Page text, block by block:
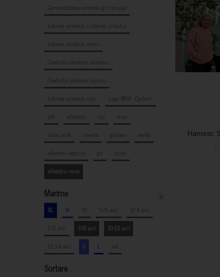
Generozitatea vindecă- gri cenușă
Iubirea vindecă- culoarea untului
Iubirea vindecă- maro
Credința vindecă- albastru
Credința vindecă- vișiniu
Iubirea vindecă- roșu
Logo MNF- Cyclam
alb
albastru roz
mov
baby pink
mentă galben
verde
albastru deschis
gri
coral
albastru navy
Marime
XL M XS 5/6 ani
3/4 ani
1/2 ani
7/8 ani
10-12 ani
12-14 ani
S L xxl
Sortare
Hanorac